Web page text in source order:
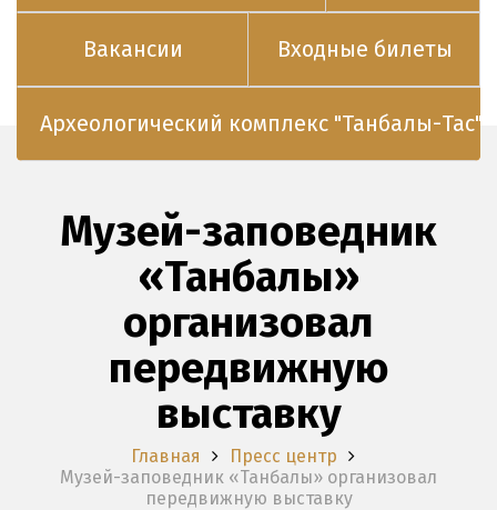
Вакансии Входные билеты
Археологический комплекс "Танбалы-Тас"
Музей-заповедник
«Танбалы»
организовал
передвижную
выставку
Главная
Пресс центр
Музей-заповедник «Танбалы» организовал
передвижную выставку